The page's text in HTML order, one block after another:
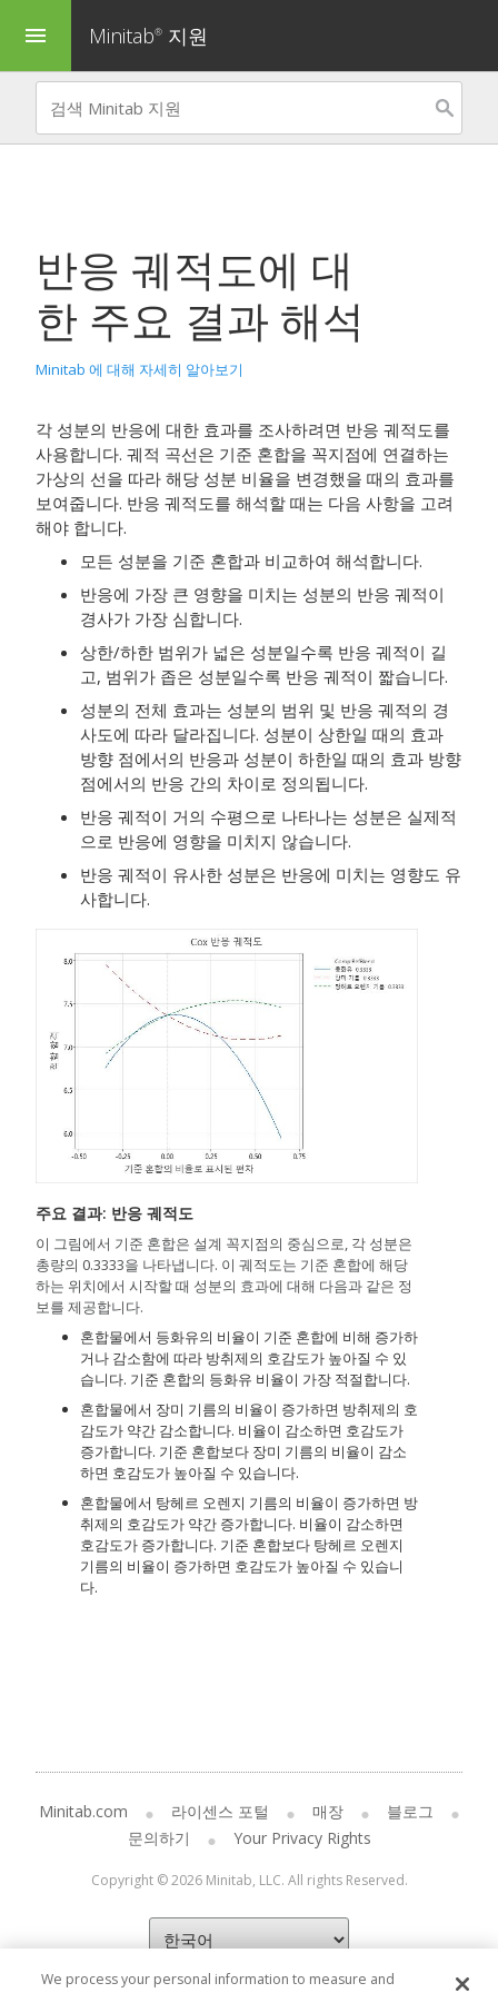
menu Minitab® 지원
반응 궤적도에 대
한 주요 결과 해석
Minitab 에 대해 자세히 알아보기
각 성분의 반응에 대한 효과를 조사하려면 반응 궤적도를
사용합니다. 궤적 곡선은 기준 혼합을 꼭지점에 연결하는
가상의 선을 따라 해당 성분 비율을 변경했을 때의 효과를
보여줍니다. 반응 궤적도를 해석할 때는 다음 사항을 고려
해야 합니다.
모든 성분을 기준 혼합과 비교하여 해석합니다.
반응에 가장 큰 영향을 미치는 성분의 반응 궤적이
경사가 가장 심합니다.
상한/하한 범위가 넓은 성분일수록 반응 궤적이 길
고, 범위가 좁은 성분일수록 반응 궤적이 짧습니다.
성분의 전체 효과는 성분의 범위 및 반응 궤적의 경
사도에 따라 달라집니다. 성분이 상한일 때의 효과
방향 점에서의 반응과 성분이 하한일 때의 효과 방향
점에서의 반응 간의 차이로 정의됩니다.
반응 궤적이 거의 수평으로 나타나는 성분은 실제적
으로 반응에 영향을 미치지 않습니다.
반응 궤적이 유사한 성분은 반응에 미치는 영향도 유
사합니다.
주요 결과: 반응 궤적도
이 그림에서 기준 혼합은 설계 꼭지점의 중심으로, 각 성분은
총량의 0.3333을 나타냅니다. 이 궤적도는 기준 혼합에 해당
하는 위치에서 시작할 때 성분의 효과에 대해 다음과 같은 정
보를 제공합니다.
혼합물에서 등화유의 비율이 기준 혼합에 비해 증가하
거나 감소함에 따라 방취제의 호감도가 높아질 수 있
습니다. 기준 혼합의 등화유 비율이 가장 적절합니다.
혼합물에서 장미 기름의 비율이 증가하면 방취제의 호
감도가 약간 감소합니다. 비율이 감소하면 호감도가
증가합니다. 기준 혼합보다 장미 기름의 비율이 감소
하면 호감도가 높아질 수 있습니다.
혼합물에서 탕헤르 오렌지 기름의 비율이 증가하면 방
취제의 호감도가 약간 증가합니다. 비율이 감소하면
호감도가 증가합니다. 기준 혼합보다 탕헤르 오렌지
기름의 비율이 증가하면 호감도가 높아질 수 있습니
다.
Minitab.com 라이센스 포털 매장
블로그
문의하기
Your Privacy Rights
Copyright © 2026 Minitab, LLC. All rights Reserved.
We process your personal information to measure and